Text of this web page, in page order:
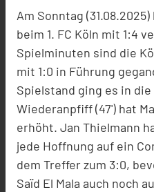
Am Sonntag
beim 1. FC Köln mit 1:4
Spielminuten sind die
mit 1:0 in Führung
Spielstand ging es in
Wiederanpfiff (47') hat
erhöht. Jan Thielmann
jede Hoffnung auf ein
dem Treffer zum 3:0,
Saïd El Mala auch noch